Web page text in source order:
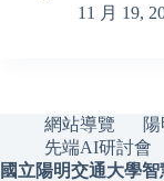
11 月 19,
網站導覽
先端AI研討會
國立陽明交通大學智